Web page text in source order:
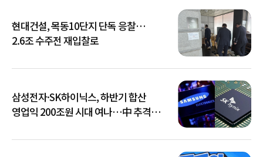
현대건설, 목동10단지 단독 응찰…
2.6조 수주전 재입찰로
삼성전자·SK하이닉스, 하반기 합산
영업익 200조원 시대 여나…中 추격은